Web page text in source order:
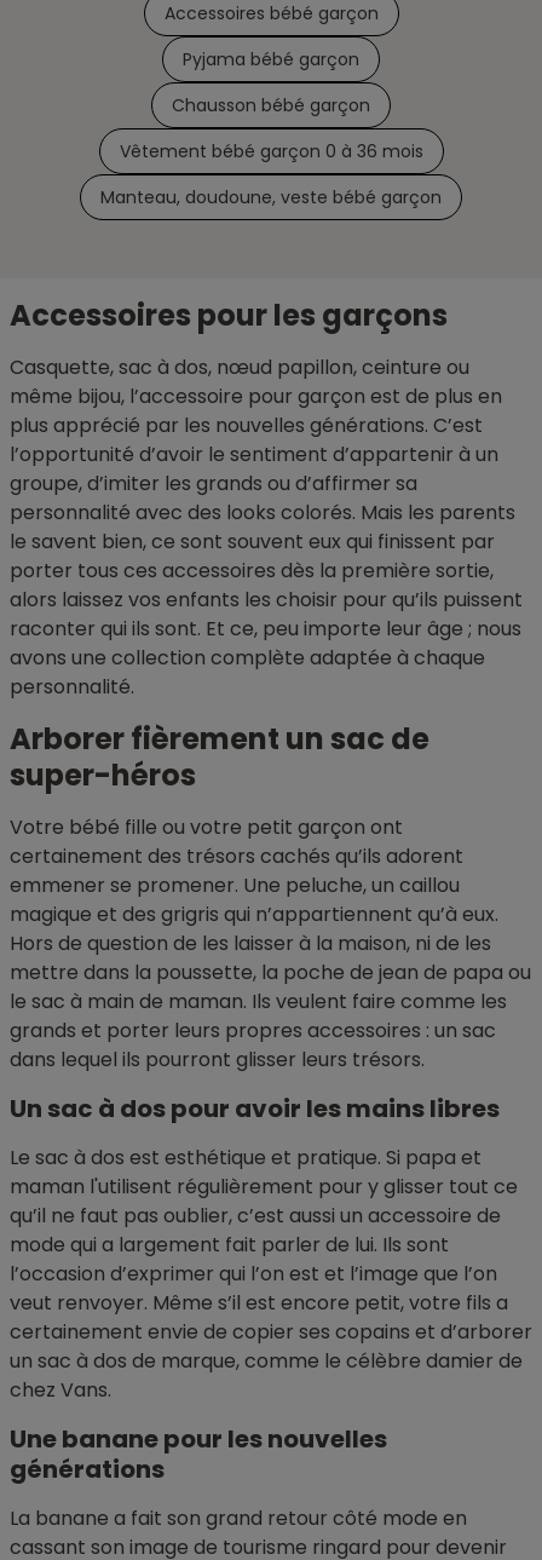
Accessoires bébé garçon
Pyjama bébé garçon
Chausson bébé garçon
Vêtement bébé garçon 0 à 36 mois
Manteau, doudoune, veste bébé garçon
Accessoires pour les garçons
Casquette, sac à dos, nœud papillon, ceinture ou
même bijou, l’accessoire pour garçon est de plus en
plus apprécié par les nouvelles générations. C’est
l’opportunité d’avoir le sentiment d’appartenir à un
groupe, d’imiter les grands ou d’affirmer sa
personnalité avec des looks colorés. Mais les parents
le savent bien, ce sont souvent eux qui finissent par
porter tous ces accessoires dès la première sortie,
alors laissez vos enfants les choisir pour qu’ils puissent
raconter qui ils sont. Et ce, peu importe leur âge ; nous
avons une collection complète adaptée à chaque
personnalité.
Arborer fièrement un sac de
super-héros
Votre bébé fille ou votre petit garçon ont
certainement des trésors cachés qu’ils adorent
emmener se promener. Une peluche, un caillou
magique et des grigris qui n’appartiennent qu’à eux.
Hors de question de les laisser à la maison, ni de les
mettre dans la poussette, la poche de jean de papa ou
le sac à main de maman. Ils veulent faire comme les
grands et porter leurs propres accessoires : un sac
dans lequel ils pourront glisser leurs trésors.
Un sac à dos pour avoir les mains libres
Le sac à dos est esthétique et pratique. Si papa et
maman l'utilisent régulièrement pour y glisser tout ce
qu’il ne faut pas oublier, c’est aussi un accessoire de
mode qui a largement fait parler de lui. Ils sont
l’occasion d’exprimer qui l’on est et l’image que l’on
veut renvoyer. Même s’il est encore petit, votre fils a
certainement envie de copier ses copains et d’arborer
un sac à dos de marque, comme le célèbre damier de
chez Vans.
Une banane pour les nouvelles
générations
La banane a fait son grand retour côté mode en
cassant son image de tourisme ringard pour devenir